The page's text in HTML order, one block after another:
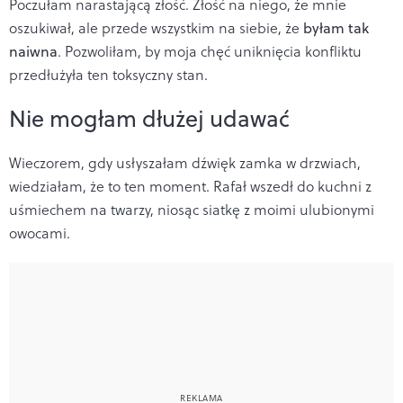
Poczułam narastającą złość. Złość na niego, że mnie
oszukiwał, ale przede wszystkim na siebie, że byłam tak
naiwna. Pozwoliłam, by moja chęć uniknięcia konfliktu
przedłużyła ten toksyczny stan.
Nie mogłam dłużej udawać
Wieczorem, gdy usłyszałam dźwięk zamka w drzwiach,
wiedziałam, że to ten moment. Rafał wszedł do kuchni z
uśmiechem na twarzy, niosąc siatkę z moimi ulubionymi
owocami.